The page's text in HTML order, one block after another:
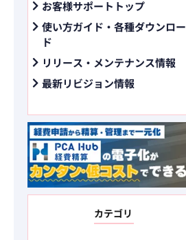
お客様サポートトップ
使い方ガイド・各種ダウンロー
ド
リリース・メンテナンス情報
最新リビジョン情報
カテゴリ